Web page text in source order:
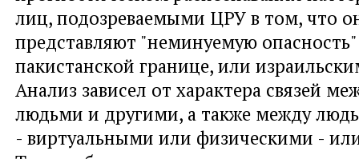
лиц, подозреваемыми ЦРУ в том, что
представляют "неминуемую
пакистанской границе, или
Анализ зависел от характера связей
людьми и другими, а также между
- виртуальными или физическими -